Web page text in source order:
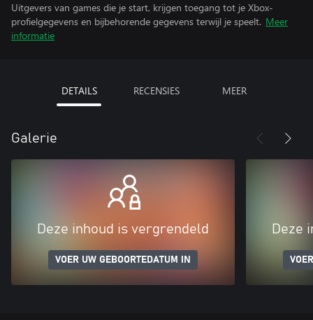
Uitgevers van games die je start, krijgen toegang tot je Xbox-
profielgegevens en bijbehorende gegevens terwijl je speelt. Meer
informatie
DETAILS RECENSIES MEER
Galerie
Deze inhoud is vergrendeld
VOER UW GEBOORTEDATUM IN
Deze